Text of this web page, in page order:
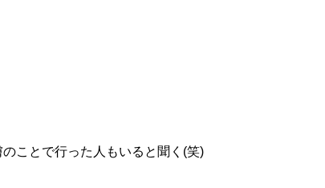
ことで行った人もいると聞く(笑)